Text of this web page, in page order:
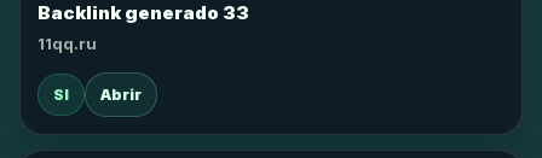
Backlink generado 33
11qq.ru
SI Abrir